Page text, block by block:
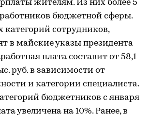
жителям. Из них более 5
бюджетной сферы.
категорий сотрудников,
в майские указы президента
плата составит от 58,1
руб. в зависимости от
и категории специалиста.
бюджетников с января
увеличена на 10%. Ранее, в